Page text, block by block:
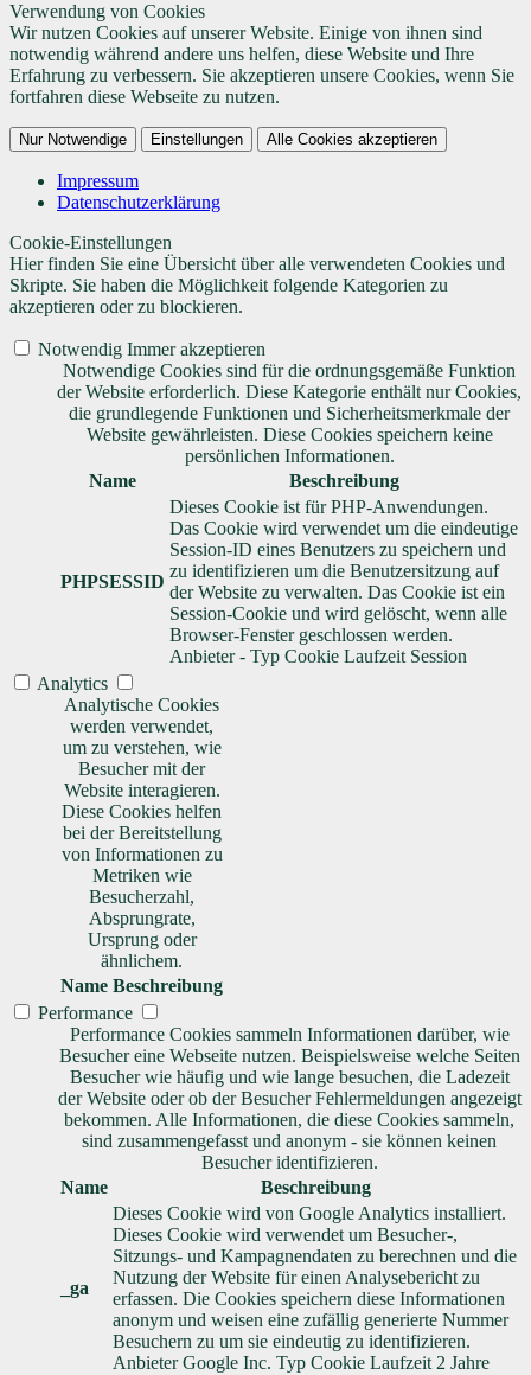
Verwendung von Cookies
Wir nutzen Cookies auf unserer Website. Einige von ihnen sind
notwendig während andere uns helfen, diese Website und Ihre
Erfahrung zu verbessern. Sie akzeptieren unsere Cookies, wenn Sie
fortfahren diese Webseite zu nutzen.
Nur Notwendige Einstellungen Alle Cookies akzeptieren
Impressum
Datenschutzerklärung
Cookie-Einstellungen
Hier finden Sie eine Übersicht über alle verwendeten Cookies und
Skripte. Sie haben die Möglichkeit folgende Kategorien zu
akzeptieren oder zu blockieren.
Notwendig Immer akzeptieren
Notwendige Cookies sind für die ordnungsgemäße Funktion
der Website erforderlich. Diese Kategorie enthält nur Cookies,
die grundlegende Funktionen und Sicherheitsmerkmale der
Website gewährleisten. Diese Cookies speichern keine
persönlichen Informationen.
Name
Beschreibung
PHPSESSID
Dieses Cookie ist für PHP-Anwendungen.
Das Cookie wird verwendet um die eindeutige
Session-ID eines Benutzers zu speichern und
zu identifizieren um die Benutzersitzung auf
der Website zu verwalten. Das Cookie ist ein
Session-Cookie und wird gelöscht, wenn alle
Browser-Fenster geschlossen werden.
Anbieter - Typ Cookie Laufzeit Session
Analytics
Analytische Cookies
werden verwendet,
um zu verstehen, wie
Besucher mit der
Website interagieren.
Diese Cookies helfen
bei der Bereitstellung
von Informationen zu
Metriken wie
Besucherzahl,
Absprungrate,
Ursprung oder
ähnlichem.
Name Beschreibung
Performance
Performance Cookies sammeln Informationen darüber, wie
Besucher eine Webseite nutzen. Beispielsweise welche Seiten
Besucher wie häufig und wie lange besuchen, die Ladezeit
der Website oder ob der Besucher Fehlermeldungen angezeigt
bekommen. Alle Informationen, die diese Cookies sammeln,
sind zusammengefasst und anonym - sie können keinen
Besucher identifizieren.
Name
Beschreibung
_ga
Dieses Cookie wird von Google Analytics installiert.
Dieses Cookie wird verwendet um Besucher-,
Sitzungs- und Kampagnendaten zu berechnen und die
Nutzung der Website für einen Analysebericht zu
erfassen. Die Cookies speichern diese Informationen
anonym und weisen eine zufällig generierte Nummer
Besuchern zu um sie eindeutig zu identifizieren.
Anbieter Google Inc. Typ Cookie Laufzeit 2 Jahre